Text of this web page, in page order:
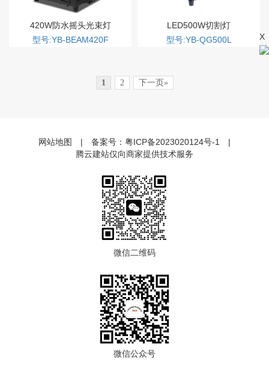
420W防水摇头光束灯
型号:YB-BEAM420F
LED500W切割灯
型号:YB-QG500L
1 2 下一页»
网站地图 | 备案号： 粤ICP备2023020124号-1
|
腾云建站仅向商家提供技术服务
微信二维码
微信公众号
X